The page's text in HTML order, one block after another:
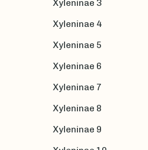
Xyleninae 3
Xyleninae 4
Xyleninae 5
Xyleninae 6
Xyleninae 7
Xyleninae 8
Xyleninae 9